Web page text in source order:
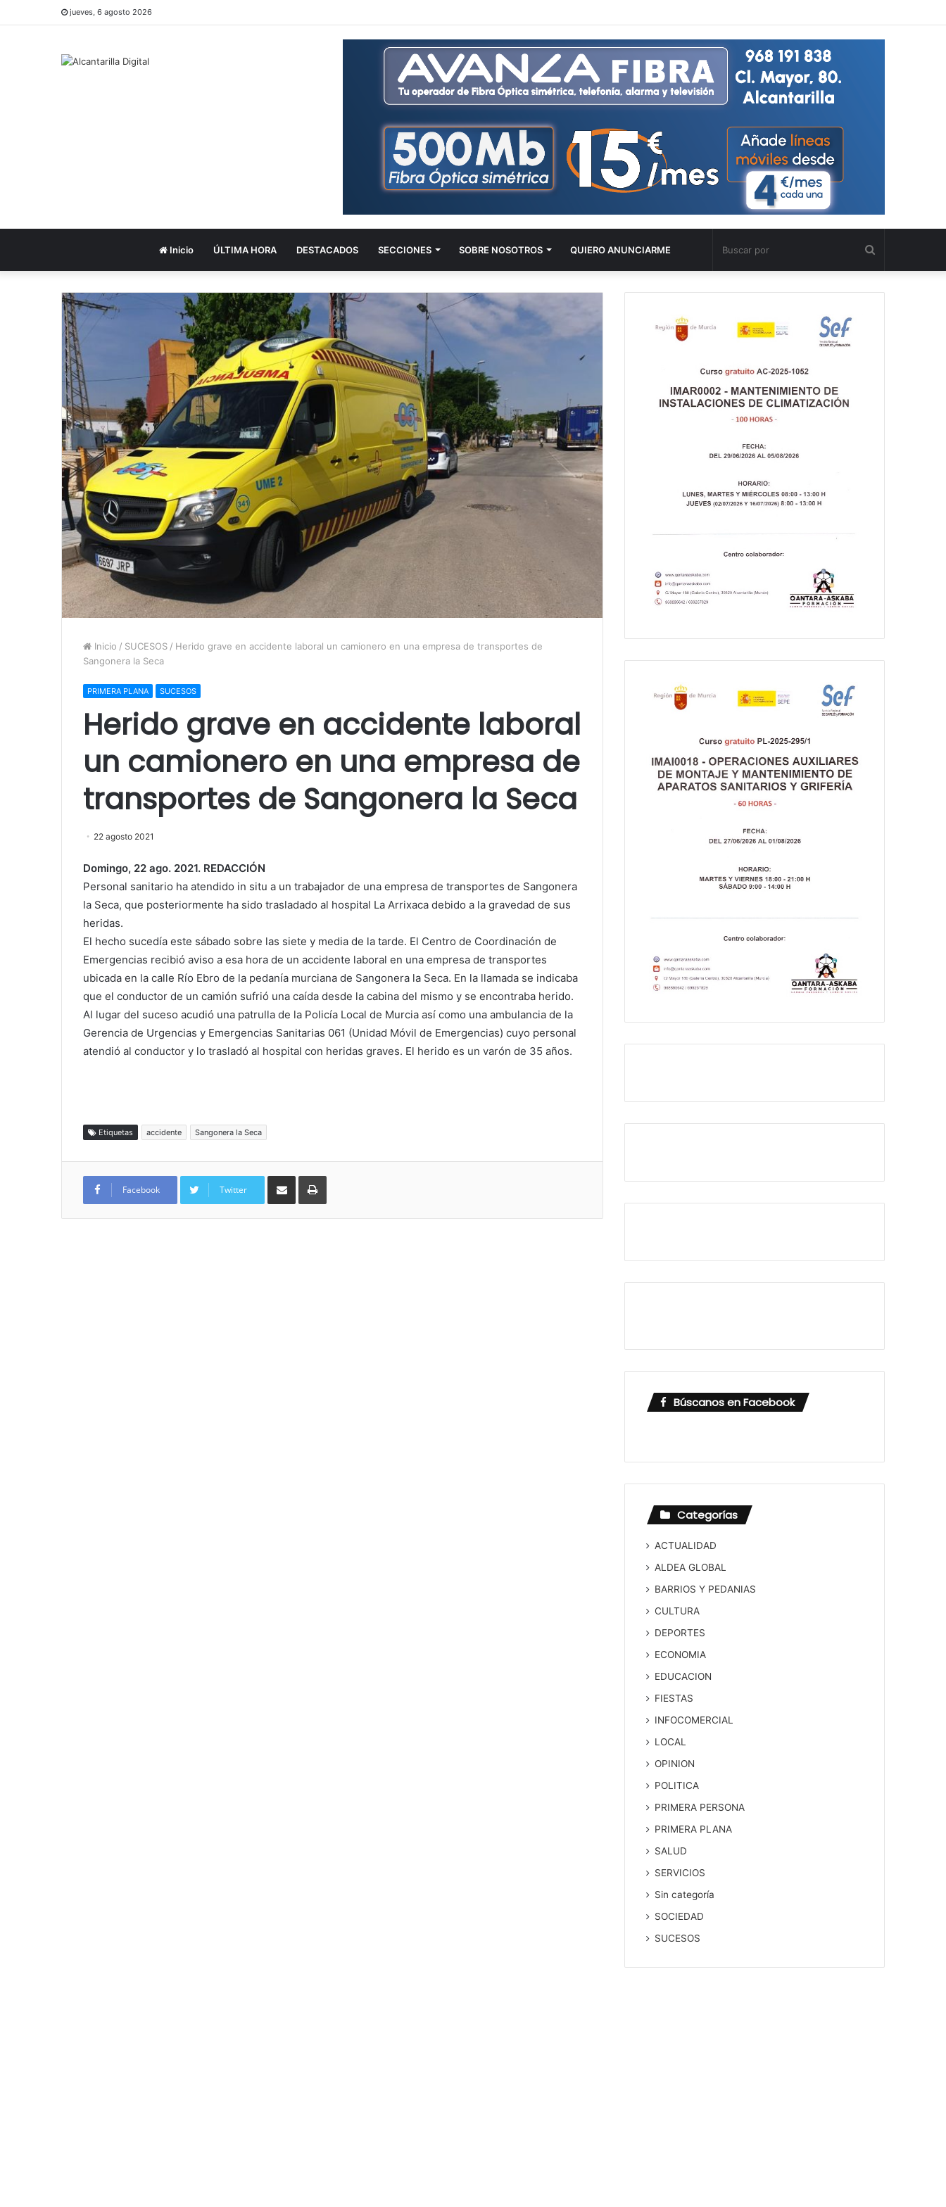
jueves, 6 agosto 2026
Inicio ÚLTIMA HORA DESTACADOS SECCIONES SOBRE NOSOTROS QUIERO ANUNCIARME
por
Inicio / SUCESOS / Herido grave en accidente laboral un camionero en una empresa de transportes de
Sangonera la Seca
PRIMERA PLANA SUCESOS
Herido grave en accidente laboral
un camionero en una empresa de
transportes de Sangonera la Seca
22 agosto 2021
Domingo, 22 ago. 2021. REDACCIÓN
Personal sanitario ha atendido in situ a un trabajador de una empresa de transportes de Sangonera
la Seca, que posteriormente ha sido trasladado al hospital La Arrixaca debido a la gravedad de sus
heridas.
El hecho sucedía este sábado sobre las siete y media de la tarde. El Centro de Coordinación de
Emergencias recibió aviso a esa hora de un accidente laboral en una empresa de transportes
ubicada en la calle Río Ebro de la pedanía murciana de Sangonera la Seca. En la llamada se indicaba
que el conductor de un camión sufrió una caída desde la cabina del mismo y se encontraba herido.
Al lugar del suceso acudió una patrulla de la Policía Local de Murcia así como una ambulancia de la
Gerencia de Urgencias y Emergencias Sanitarias 061 (Unidad Móvil de Emergencias) cuyo personal
atendió al conductor y lo trasladó al hospital con heridas graves. El herido es un varón de 35 años.
Etiquetas accidente Sangonera la Seca
Facebook Twitter
Compartir por correo electrónicoImprimir
Búscanos en Facebook
Categorías
ACTUALIDAD
ALDEA GLOBAL
BARRIOS Y PEDANIAS
CULTURA
DEPORTES
ECONOMIA
EDUCACION
FIESTAS
INFOCOMERCIAL
LOCAL
OPINION
POLITICA
PRIMERA PERSONA
PRIMERA PLANA
SALUD
SERVICIOS
Sin categoría
SOCIEDAD
SUCESOS